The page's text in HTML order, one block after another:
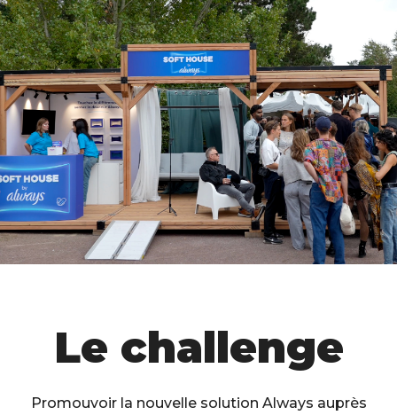
Le challenge
Promouvoir la nouvelle solution Always auprès